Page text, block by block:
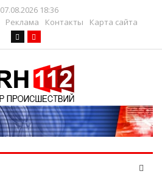
07.08.2026 18:36
Реклама Контакты Карта сайта